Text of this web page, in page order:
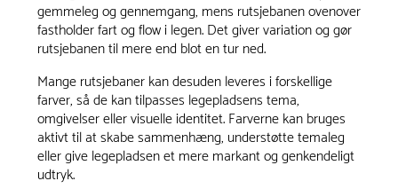
gemmeleg og gennemgang, mens rutsjebanen ovenover
fastholder fart og flow i legen. Det giver variation og gør
rutsjebanen til mere end blot en tur ned.
Mange rutsjebaner kan desuden leveres i forskellige
farver, så de kan tilpasses legepladsens tema,
omgivelser eller visuelle identitet. Farverne kan bruges
aktivt til at skabe sammenhæng, understøtte temaleg
eller give legepladsen et mere markant og genkendeligt
udtryk.